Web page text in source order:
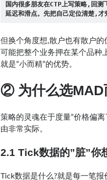
国内很多朋友在CTP上写策略,回
延迟和滑点。先把自己定位清楚,才
但换个角度想,散户也有散户
可能把整个业务押在某个品种
就是”小而精”的优势。
② 为什么选MAD
策略的灵魂在于度量”价格偏
由非常实际。
2.1 Tick数据的”脏”你
Tick数据是什么?就是每一笔